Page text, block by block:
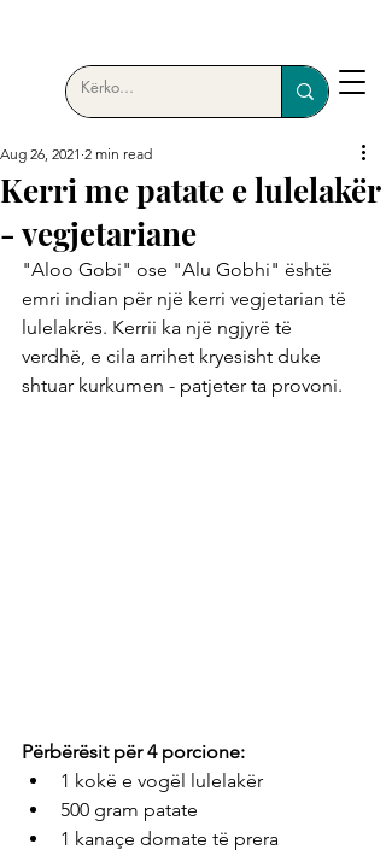
Kerri me patate e lulelakër
- vegjetariane
Aug 26, 2021 2 min read
"Aloo Gobi" ose "Alu Gobhi" është
emri indian për një kerri vegjetarian të
lulelakrës. Kerrii ka një ngjyrë të
verdhë, e cila arrihet kryesisht duke
shtuar kurkumen - patjeter ta provoni.
Përbërësit për 4 porcione:
1 kokë e vogël lulelakër
500 gram patate
1 kanaçe domate të prera